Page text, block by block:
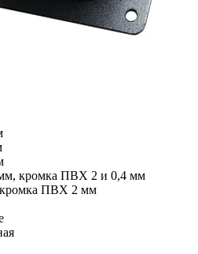
кромка ПВХ 2 и 0,4 мм
ПВХ 2 мм